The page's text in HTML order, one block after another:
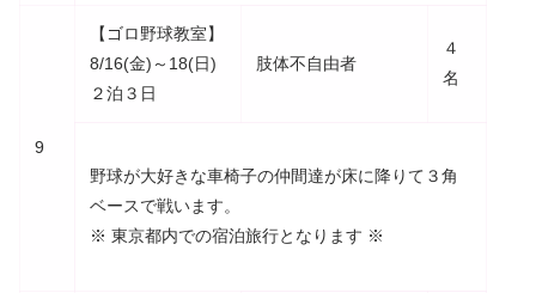
9
【ゴロ野球教室】
8/16(金)～18(日)
２泊３日
肢体不自由者
４
名
野球が大好きな車椅子の仲間達が床に降りて３角
ベースで戦います。
※ 東京都内での宿泊旅行となります ※